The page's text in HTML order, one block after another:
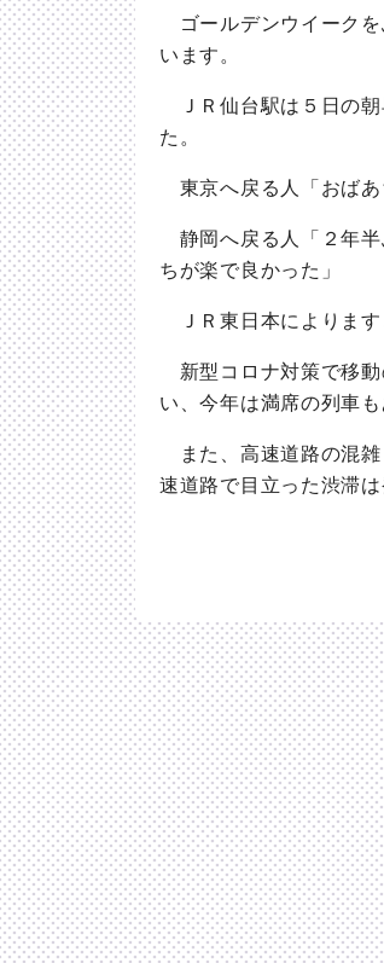
ゴールデンウイークを
います。
ＪＲ仙台駅は５日の朝
た。
東京へ戻る人「おばあ
静岡へ戻る人「２年半
ちが楽で良かった」
ＪＲ東日本によります
新型コロナ対策で移動
い、今年は満席の列車
また、高速道路の混雑
速道路で目立った渋滞は